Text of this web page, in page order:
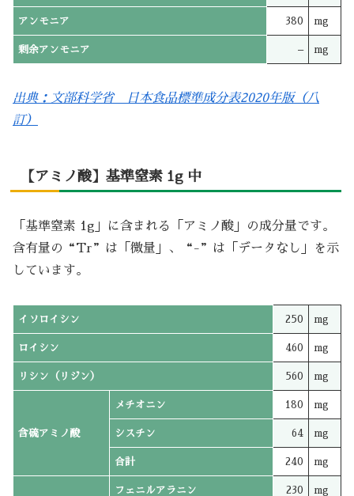
アンモニア 380 mg
剰余アンモニア – mg
出典：文部科学省 日本食品標準成分表2020年版（八
訂）
【アミノ酸】基準窒素 1g 中
「基準窒素 1g」に含まれる「アミノ酸」の成分量です。
含有量の“Tr”は「微量」、“-”は「データなし」を示
しています。
イソロイシン 250 mg
ロイシン 460 mg
リシン（リジン） 560 mg
含硫アミノ酸
メチオニン 180 mg
シスチン 64 mg
合計 240 mg
フェニルアラニン 230 mg